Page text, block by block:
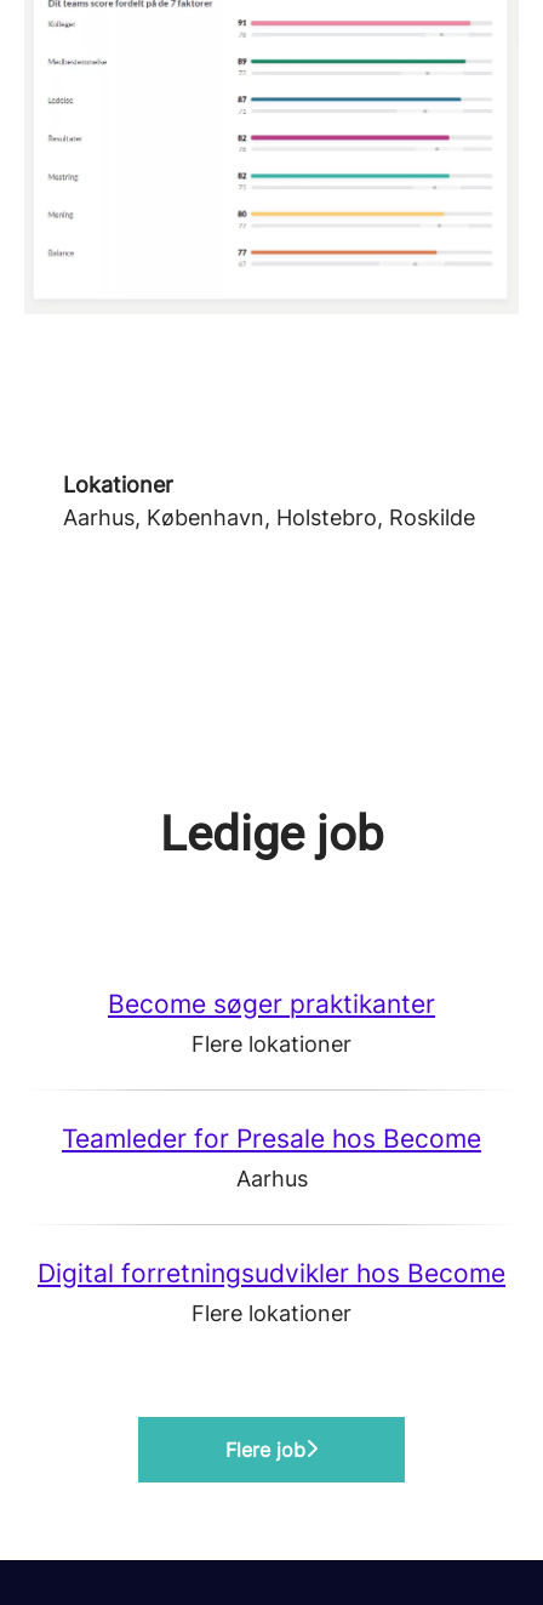
Lokationer
Aarhus, København, Holstebro, Roskilde
Ledige job
Become søger praktikanter
Flere lokationer
Teamleder for Presale hos Become
Aarhus
Digital forretningsudvikler hos Become
Flere lokationer
Flere job